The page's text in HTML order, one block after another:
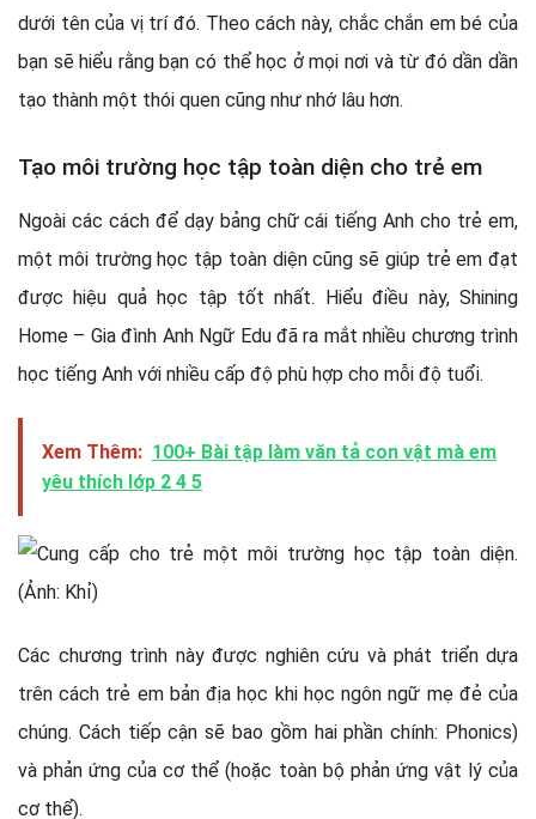
dưới tên của vị trí đó. Theo cách này, chắc chắn em bé của
bạn sẽ hiểu rằng bạn có thể học ở mọi nơi và từ đó dần dần
tạo thành một thói quen cũng như nhớ lâu hơn.
Tạo môi trường học tập toàn diện cho trẻ em
Ngoài các cách để dạy bảng chữ cái tiếng Anh cho trẻ em,
một môi trường học tập toàn diện cũng sẽ giúp trẻ em đạt
được hiệu quả học tập tốt nhất. Hiểu điều này, Shining
Home – Gia đình Anh Ngữ Edu đã ra mắt nhiều chương trình
học tiếng Anh với nhiều cấp độ phù hợp cho mỗi độ tuổi.
Xem Thêm: 100+ Bài tập làm văn tả con vật mà em
yêu thích lớp 2 4 5
Các chương trình này được nghiên cứu và phát triển dựa
trên cách trẻ em bản địa học khi học ngôn ngữ mẹ đẻ của
chúng. Cách tiếp cận sẽ bao gồm hai phần chính: Phonics)
và phản ứng của cơ thể (hoặc toàn bộ phản ứng vật lý của
cơ thể).